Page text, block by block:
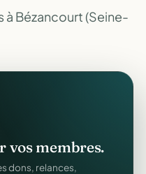
Bézancourt (Seine-
vos membres.
dons, relances,
ligne